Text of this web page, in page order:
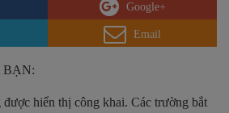
Google+
Email
được hiển thị công khai. Các trường bắt